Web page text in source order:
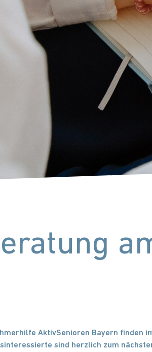
AktivSenioren Bayern finden
sind herzlich zum